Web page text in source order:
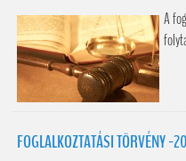
A
FOGLALKOZTATÁSI TÖRVÉNY -